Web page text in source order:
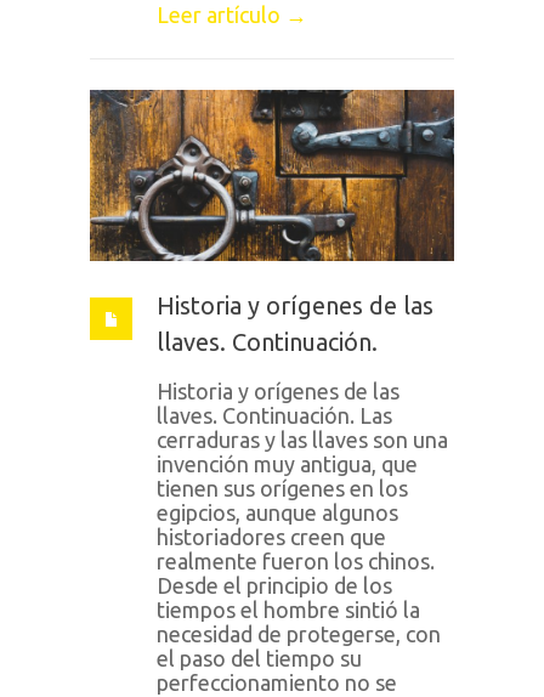
Leer artículo →
Historia y orígenes de las
llaves. Continuación.
Historia y orígenes de las
llaves. Continuación. Las
cerraduras y las llaves son una
invención muy antigua, que
tienen sus orígenes en los
egipcios, aunque algunos
historiadores creen que
realmente fueron los chinos.
Desde el principio de los
tiempos el hombre sintió la
necesidad de protegerse, con
el paso del tiempo su
perfeccionamiento no se